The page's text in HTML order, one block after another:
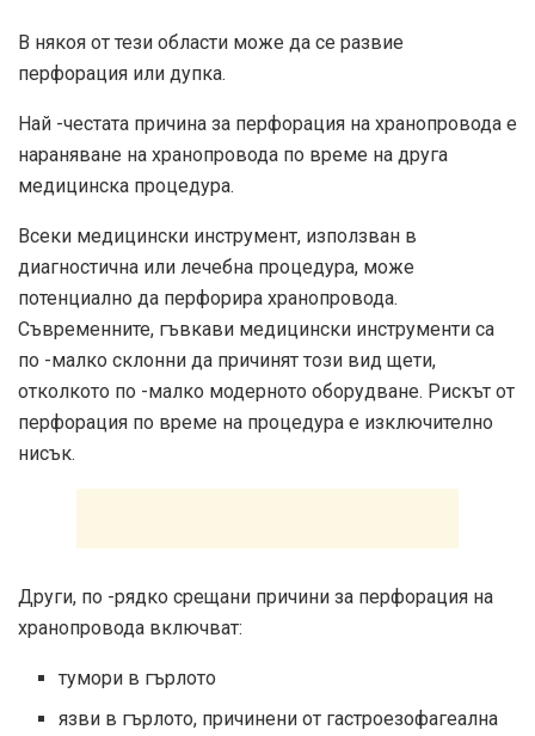
В някоя от тези области може да се развие
перфорация или дупка.
Най -честата причина за перфорация на хранопровода е
нараняване на хранопровода по време на друга
медицинска процедура.
Всеки медицински инструмент, използван в
диагностична или лечебна процедура, може
потенциално да перфорира хранопровода.
Съвременните, гъвкави медицински инструменти са
по -малко склонни да причинят този вид щети,
отколкото по -малко модерното оборудване. Рискът от
перфорация по време на процедура е изключително
нисък.
Други, по -рядко срещани причини за перфорация на
хранопровода включват:
тумори в гърлото
язви в гърлото, причинени от гастроезофагеална